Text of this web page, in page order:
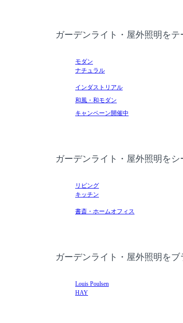
ガーデンライト・屋外照明を
モダン
ナチュラル
インダストリアル
和風・和モダン
キャンペーン開催中
ガーデンライト・屋外照明を
リビング
キッチン
書斎・ホームオフィス
ガーデンライト・屋外照明を
Louis Poulsen
HAY